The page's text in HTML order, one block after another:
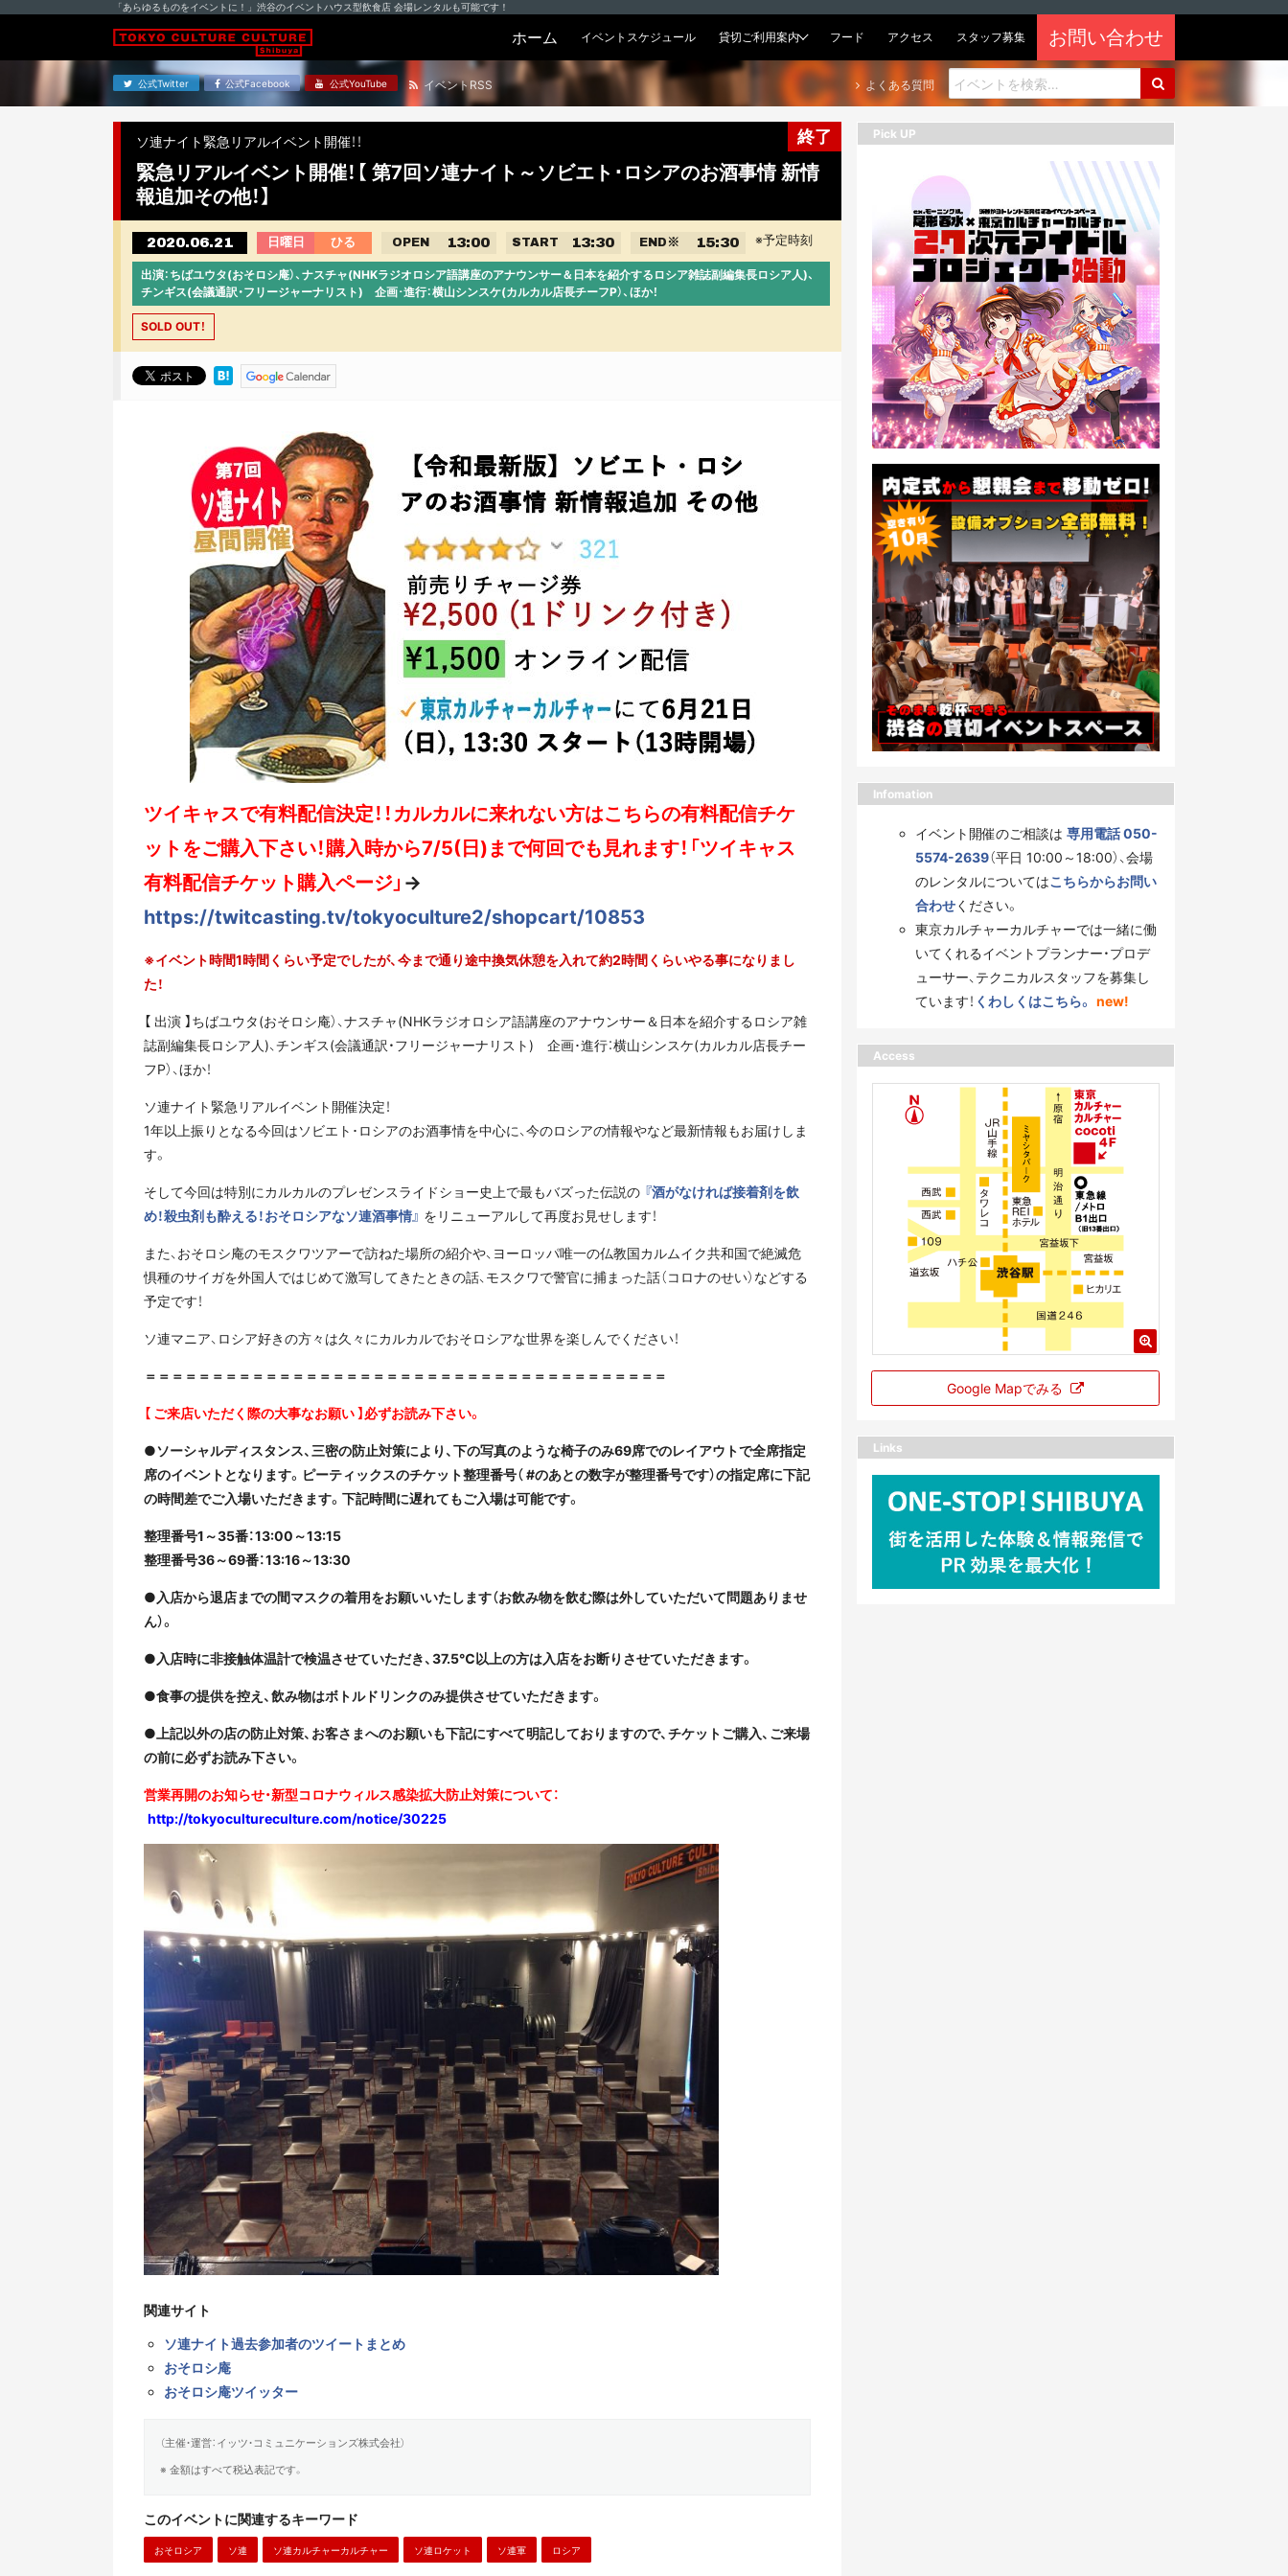
「あらゆるものをイベントに！」渋谷のイベントハウス型飲食店 会場レンタルも可能です！
ホーム イベントスケジュール 貸切ご利用案内 フード アクセス スタッフ募集 お問い合わせ
公式Twitter 公式Facebook 公式YouTube イベントRSS よくある質問
終了
ソ連ナイト緊急リアルイベント開催！！
緊急リアルイベント開催！【 第7回ソ連ナイト～ソビエト･ロシアのお酒事情 新情
報追加その他！】
2020.06.21 日曜日 ひる OPEN 13:00 START 13:30 END ※ 15:30 ※予定時刻
出演：ちばユウタ(おそロシ庵）、ナスチャ(NHKラジオロシア語講座のアナウンサー＆日本を紹介するロシア雑誌副編集長ロシア人)、
チンギス(会議通訳・フリージャーナリスト) 企画･進行：横山シンスケ(カルカル店長チーフP）、ほか！
SOLD OUT！
ツイキャスで有料配信決定！！カルカルに来れない方はこちらの有料配信チケ
ットをご購入下さい！購入時から7/5(日)まで何回でも見れます！「ツイキャス
有料配信チケット購入ページ」 →
https://twitcasting.tv/tokyoculture2/shopcart/10853
※イベント時間1時間くらい予定でしたが、今まで通り途中換気休憩を入れて約2時間くらいやる事になりまし
た！
【 出演 】ちばユウタ(おそロシ庵）、ナスチャ(NHKラジオロシア語講座のアナウンサー＆日本を紹介するロシア雑
誌副編集長ロシア人)、チンギス(会議通訳・フリージャーナリスト) 企画･進行：横山シンスケ(カルカル店長チー
フP）、ほか！
ソ連ナイト緊急リアルイベント開催決定！
1年以上振りとなる今回はソビエト･ロシアのお酒事情を中心に、今のロシアの情報やなど最新情報もお届けしま
す。
そして今回は特別にカルカルのプレゼンスライドショー史上で最もバズった伝説の 『酒がなければ接着剤を飲
め！殺虫剤も酔える！おそロシアなソ連酒事情』 をリニューアルして再度お見せします！
また、おそロシ庵のモスクワツアーで訪ねた場所の紹介や、ヨーロッパ唯一の仏教国カルムイク共和国で絶滅危
惧種のサイガを外国人ではじめて激写してきたときの話、モスクワで警官に捕まった話（コロナのせい）などする
予定です！
ソ連マニア、ロシア好きの方々は久々にカルカルでおそロシアな世界を楽しんでください！
＝＝＝＝＝＝＝＝＝＝＝＝＝＝＝＝＝＝＝＝＝＝＝＝＝＝＝＝＝＝＝＝＝＝＝＝＝＝＝
【 ご来店いただく際の大事なお願い 】必ずお読み下さい。
●ソーシャルディスタンス、三密の防止対策により、下の写真のような椅子のみ69席でのレイアウトで全席指定
席のイベントとなります。ピーティックスのチケット整理番号（ #のあとの数字が整理番号です）の指定席に下記
の時間差でご入場いただきます。下記時間に遅れてもご入場は可能です。
整理番号1～35番：13:00～13:15
整理番号36～69番：13:16～13:30
●入店から退店までの間マスクの着用をお願いいたします（お飲み物を飲む際は外していただいて問題ありませ
ん）。
●入店時に非接触体温計で検温させていただき、37.5℃以上の方は入店をお断りさせていただきます。
●食事の提供を控え、飲み物はボトルドリンクのみ提供させていただきます。
●上記以外の店の防止対策、お客さまへのお願いも下記にすべて明記しておりますので、チケットご購入、ご来場
の前に必ずお読み下さい。
営業再開のお知らせ・新型コロナウィルス感染拡大防止対策について：
http://tokyocultureculture.com/notice/30225
関連サイト
ソ連ナイト過去参加者のツイートまとめ
おそロシ庵
おそロシ庵ツイッター
（主催・運営：イッツ・コミュニケーションズ株式会社）
※ 金額はすべて税込表記です。
このイベントに関連するキーワード
おそロシア ソ連 ソ連カルチャーカルチャー ソ連ロケット ソ連軍 ロシア
Pick UP
Infomation
イベント開催のご相談は 専用電話 050-
5574-2639（平日 10:00～18:00）、会場
のレンタルについてはこちらからお問い
合わせください。
東京カルチャーカルチャーでは一緒に働
いてくれるイベントプランナー・プロデ
ューサー、テクニカルスタッフを募集し
ています！ くわしくはこちら。 new!
Access
Google Mapでみる
Links